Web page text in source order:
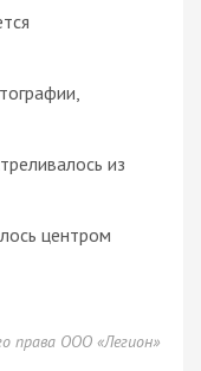
из
центром
права ООО «Легион»